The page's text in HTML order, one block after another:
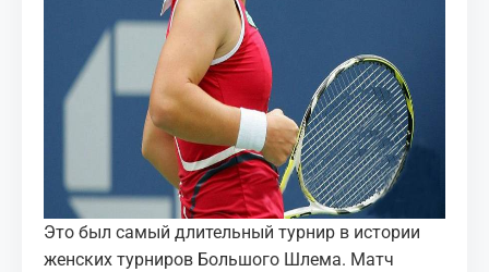
Это был самый длительный турнир в истории
женских турниров Большого Шлема. Матч